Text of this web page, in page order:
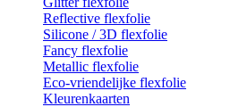
Reflective flexfolie
Silicone / 3D flexfolie
Fancy flexfolie
Metallic flexfolie
Eco-vriendelijke flexfolie
Kleurenkaarten